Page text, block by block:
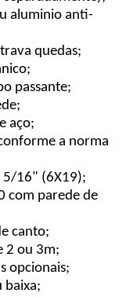
aluminio anti-
quedas;
passante;
aço;
a norma
5/16" (6X19);
com parede de
canto;
2 ou 3m;
opcionais;
baixa;